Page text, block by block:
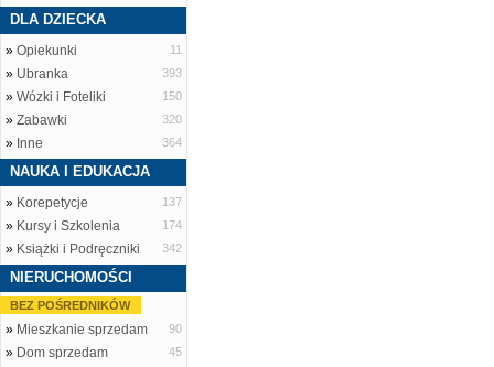
DLA DZIECKA
» Opiekunki 11
» Ubranka 393
» Wózki i Foteliki 150
» Zabawki 320
» Inne 364
NAUKA I EDUKACJA
» Korepetycje 137
» Kursy i Szkolenia 174
» Książki i Podręczniki 342
NIERUCHOMOŚCI
BEZ POŚREDNIKÓW
» Mieszkanie sprzedam 90
» Dom sprzedam 45